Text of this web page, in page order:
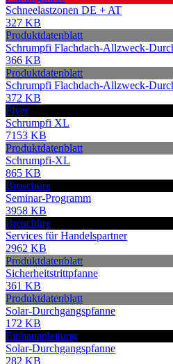
Schneelastzonen DE + AT
327 KB
Produktdatenblatt
Schrumpfi Flachdach-Allzweck-
366 KB
Produktdatenblatt
Schrumpfi Flachdach-Allzweck-
372 KB
Flyer
Schrumpfi XL
7153 KB
Produktdatenblatt
Schrumpfi-XL
865 KB
Broschüre
Seminar-Programm
3958 KB
Broschüre
Services für Handelspartner
2962 KB
Produktdatenblatt
Sicherheitstrittpfanne
361 KB
Produktdatenblatt
Solar-Durchgangspfanne
172 KB
Einbauanleitung
Solar-Durchgangspfanne
282 KB